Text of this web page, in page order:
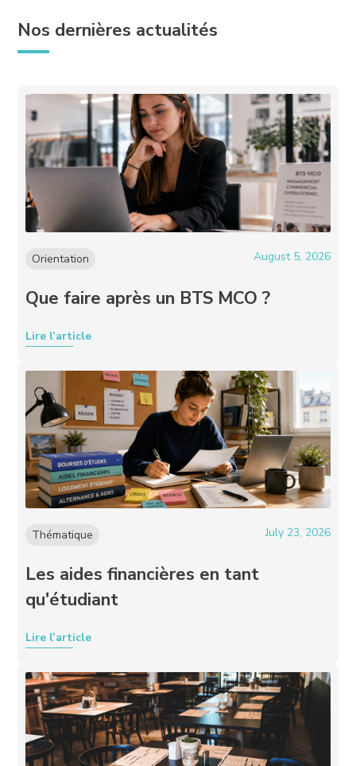
Nos dernières actualités
Orientation August 5, 2026
Que faire après un BTS MCO ?
Lire l’article
Thématique July 23, 2026
Les aides financières en tant
qu'étudiant
Lire l’article